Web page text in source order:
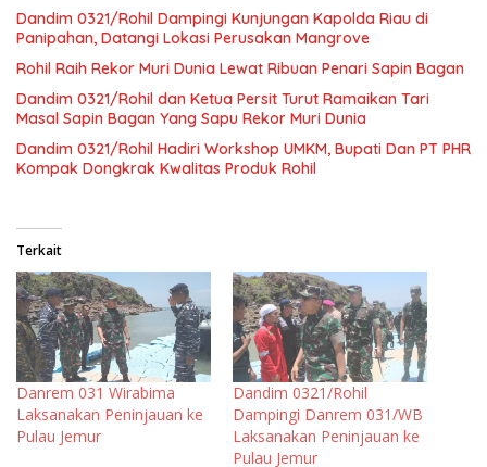
Dandim 0321/Rohil Dampingi Kunjungan Kapolda Riau di
Panipahan, Datangi Lokasi Perusakan Mangrove
Rohil Raih Rekor Muri Dunia Lewat Ribuan Penari Sapin Bagan
Dandim 0321/Rohil dan Ketua Persit Turut Ramaikan Tari
Masal Sapin Bagan Yang Sapu Rekor Muri Dunia
Dandim 0321/Rohil Hadiri Workshop UMKM, Bupati Dan PT PHR
Kompak Dongkrak Kwalitas Produk Rohil
Terkait
Danrem 031 Wirabima
Laksanakan Peninjauan ke
Pulau Jemur
Dandim 0321/Rohil
Dampingi Danrem 031/WB
Laksanakan Peninjauan ke
Pulau Jemur